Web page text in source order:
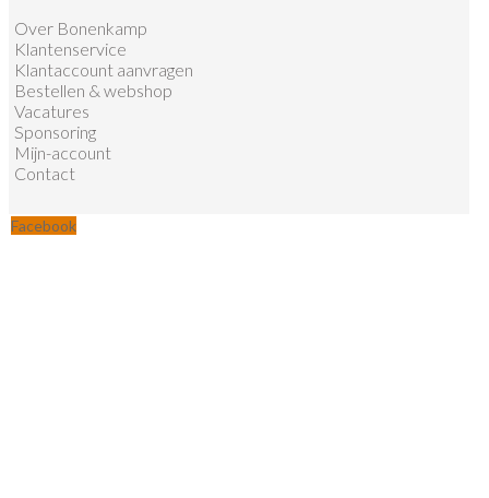
Over Bonenkamp
Klantenservice
Klantaccount aanvragen
Bestellen & webshop
Vacatures
Sponsoring
Mijn-account
Contact
Facebook